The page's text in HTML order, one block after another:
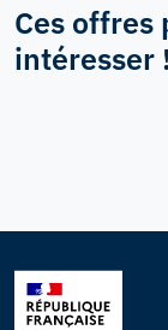
Ces offres
intéresser !